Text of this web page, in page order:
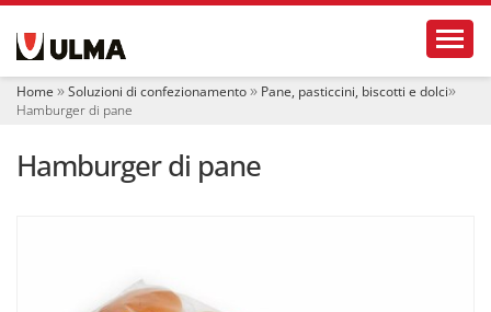
i
Home Soluzioni di confezionamento
Pane, pasticcini, biscotti e dolci
Hamburger di pane
Hamburger di pane